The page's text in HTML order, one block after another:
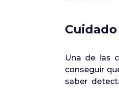
Una de las
conseguir
saber